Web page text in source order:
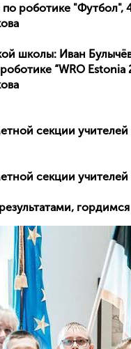
роботике "Футбол",
школы: Иван
“WRO Estonia
секции учителей
секции